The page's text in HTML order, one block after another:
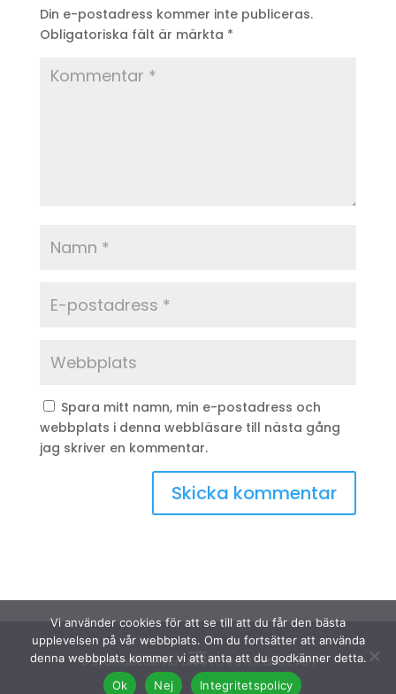
Din e-postadress kommer inte publiceras.
Obligatoriska fält är märkta *
Spara mitt namn, min e-postadress och
webbplats i denna webbläsare till nästa gång
jag skriver en kommentar.
© Sydinakläder.nu 2026 | Efwa i Lindhult AB |
Vi använder cookies för att se till att du får den bästa
upplevelsen på vår webbplats. Om du fortsätter att använda
denna webbplats kommer vi att anta att du godkänner detta.
Ok
Nej Integritetspolicy